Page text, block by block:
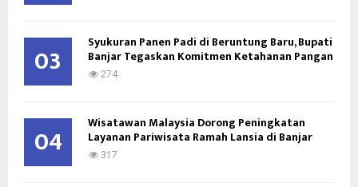
03 Syukuran Panen Padi di Beruntung Baru, Bupati
Banjar Tegaskan Komitmen Ketahanan Pangan
274
04 Wisatawan Malaysia Dorong Peningkatan
Layanan Pariwisata Ramah Lansia di Banjar
317